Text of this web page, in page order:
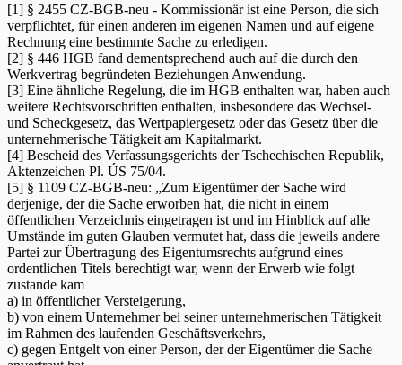
[1] § 2455 CZ-BGB-neu - Kommissionär ist eine Person, die sich
verpflichtet, für einen anderen im eigenen Namen und auf eigene
Rechnung eine bestimmte Sache zu erledigen.
[2] § 446 HGB fand dementsprechend auch auf die durch den
Werkvertrag begründeten Beziehungen Anwendung.
[3] Eine ähnliche Regelung, die im HGB enthalten war, haben auch
weitere Rechtsvorschriften enthalten, insbesondere das Wechsel-
und Scheckgesetz, das Wertpapiergesetz oder das Gesetz über die
unternehmerische Tätigkeit am Kapitalmarkt.
[4] Bescheid des Verfassungsgerichts der Tschechischen Republik,
Aktenzeichen Pl. ÚS 75/04.
[5] § 1109 CZ-BGB-neu: „Zum Eigentümer der Sache wird
derjenige, der die Sache erworben hat, die nicht in einem
öffentlichen Verzeichnis eingetragen ist und im Hinblick auf alle
Umstände im guten Glauben vermutet hat, dass die jeweils andere
Partei zur Übertragung des Eigentumsrechts aufgrund eines
ordentlichen Titels berechtigt war, wenn der Erwerb wie folgt
zustande kam
a) in öffentlicher Versteigerung,
b) von einem Unternehmer bei seiner unternehmerischen Tätigkeit
im Rahmen des laufenden Geschäftsverkehrs,
c) gegen Entgelt von einer Person, der der Eigentümer die Sache